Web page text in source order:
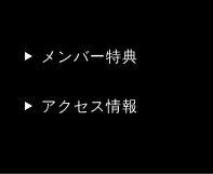
メンバー特典
アクセス情報